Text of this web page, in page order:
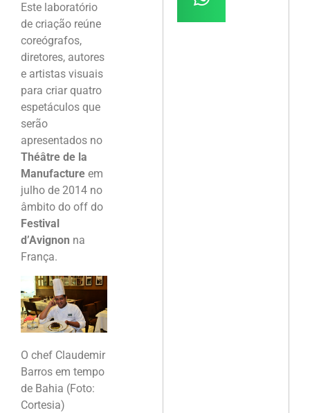
Este laboratório
de criação reúne
coreógrafos,
diretores, autores
e artistas visuais
para criar quatro
espetáculos que
serão
apresentados no
Théâtre de la
Manufacture em
julho de 2014 no
âmbito do off do
Festival
d’Avignon na
França.
O chef Claudemir
Barros em tempo
de Bahia (Foto:
Cortesia)